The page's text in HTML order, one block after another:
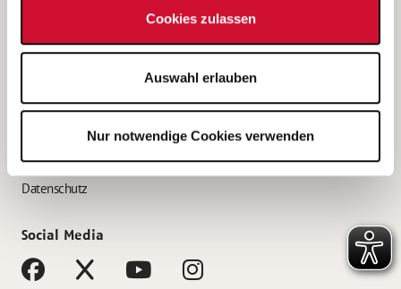
Cookies zulassen
Auswahl erlauben
Nur notwendige Cookies verwenden
Bewerbung als Erzieher*in
AWO Gliederungen nach Bundesland
Impressum
Datenschutz
Social Media